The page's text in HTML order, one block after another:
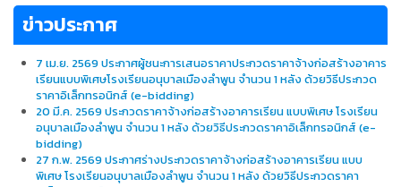
ข่าวประกาศ
7 เม.ย. 2569 ประกาศผู้ชนะการเสนอราคาประกวดราคาจ้างก่อสร้างอาคาร
เรียนแบบพิเศษโรงเรียนอนุบาลเมืองลำพูน จำนวน 1 หลัง ด้วยวิธีประกวด
ราคาอิเล็กทรอนิกส์ (e-bidding)
20 มี.ค. 2569 ประกวดราคาจ้างก่อสร้างอาคารเรียน แบบพิเศษ โรงเรียน
อนุบาลเมืองลําพูน จํานวน 1 หลัง ด้วยวิธีประกวดราคาอิเล็กทรอนิกส์ (e-
bidding)
27 ก.พ. 2569 ประกาศร่างประกวดราคาจ้างก่อสร้างอาคารเรียน แบบ
พิเศษ โรงเรียนอนุบาลเมืองลําพูน จํานวน 1 หลัง ด้วยวิธีประกวดราคา